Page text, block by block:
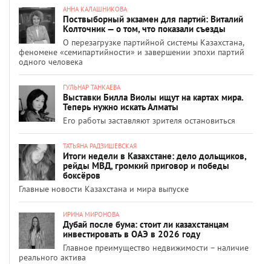
АННА КАЛАШНИКОВА
Поствыборный экзамен для партий: Виталий
Колточник — о том, что показали съезды
О перезагрузке партийной системы Казахстана,
феномене «семипартийности» и завершении эпохи партий
одного человека
ГУЛЬНАР ТАНКАЕВА
Выставки Билла Виолы ищут на картах мира.
Теперь нужно искать Алматы
Его работы заставляют зрителя остановиться
ТАТЬЯНА РАДЗИШЕВСКАЯ
Итоги недели в Казахстане: дело дольщиков,
рейды МВД, громкий приговор и победы
боксёров
Главные новости Казахстана и мира выпуске
ИРИНА МИРОНОВА
Дубай после бума: стоит ли казахстанцам
инвестировать в ОАЭ в 2026 году
Главное преимущество недвижимости – наличие
реального актива